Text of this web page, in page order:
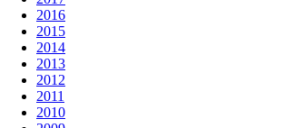
2016
2015
2014
2013
2012
2011
2010